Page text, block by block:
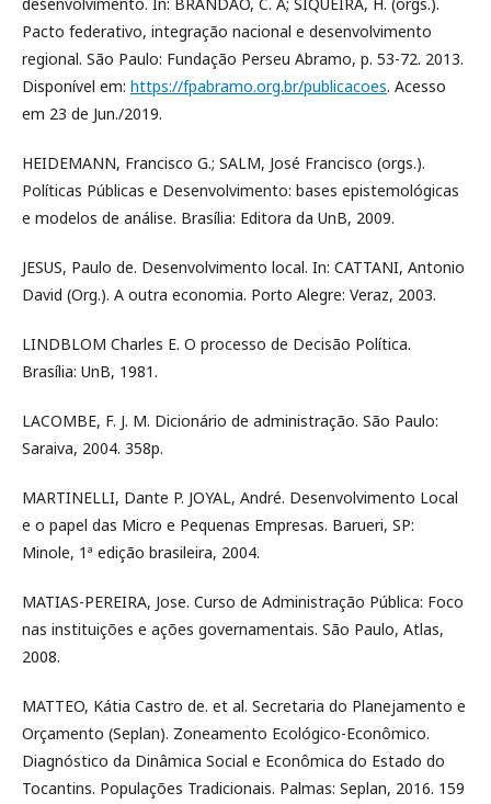
desenvolvimento. In: BRANDÃO, C. A; SIQUEIRA, H. (orgs.).
Pacto federativo, integração nacional e desenvolvimento
regional. São Paulo: Fundação Perseu Abramo, p. 53-72. 2013.
Disponível em: https://fpabramo.org.br/publicacoes. Acesso
em 23 de Jun./2019.
HEIDEMANN, Francisco G.; SALM, José Francisco (orgs.).
Políticas Públicas e Desenvolvimento: bases epistemológicas
e modelos de análise. Brasília: Editora da UnB, 2009.
JESUS, Paulo de. Desenvolvimento local. In: CATTANI, Antonio
David (Org.). A outra economia. Porto Alegre: Veraz, 2003.
LINDBLOM Charles E. O processo de Decisão Política.
Brasília: UnB, 1981.
LACOMBE, F. J. M. Dicionário de administração. São Paulo:
Saraiva, 2004. 358p.
MARTINELLI, Dante P. JOYAL, André. Desenvolvimento Local
e o papel das Micro e Pequenas Empresas. Barueri, SP:
Minole, 1ª edição brasileira, 2004.
MATIAS-PEREIRA, Jose. Curso de Administração Pública: Foco
nas instituições e ações governamentais. São Paulo, Atlas,
2008.
MATTEO, Kátia Castro de. et al. Secretaria do Planejamento e
Orçamento (Seplan). Zoneamento Ecológico-Econômico.
Diagnóstico da Dinâmica Social e Econômica do Estado do
Tocantins. Populações Tradicionais. Palmas: Seplan, 2016. 159